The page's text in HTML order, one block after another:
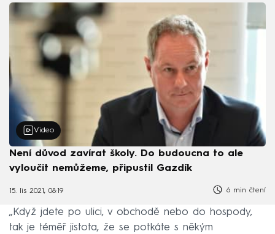
Video
Není důvod zavírat školy. Do budoucna to ale
vyloučit nemůžeme, připustil Gazdík
15. lis 2021, 08:19 6 min čtení
„Když jdete po ulici, v obchodě nebo do hospody,
tak je téměř jistota, že se potkáte s někým